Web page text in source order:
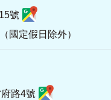
號
國定假日除外）
路4號